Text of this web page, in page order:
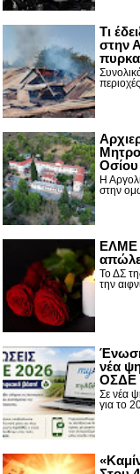
Τι
στην
Οσίου
Η
στην
ΕΛΜΕ
Το ΔΣ
την
νέα
ΟΣΔΕ
Σε νέα
για το